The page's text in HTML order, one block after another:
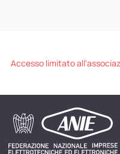
Accesso limitato